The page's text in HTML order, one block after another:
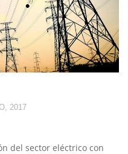
2017
del sector eléctrico con